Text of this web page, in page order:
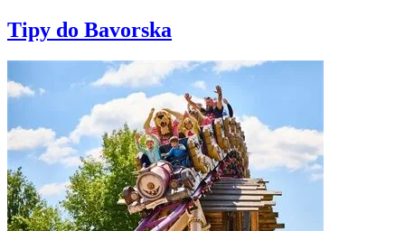
Tipy do Bavorska